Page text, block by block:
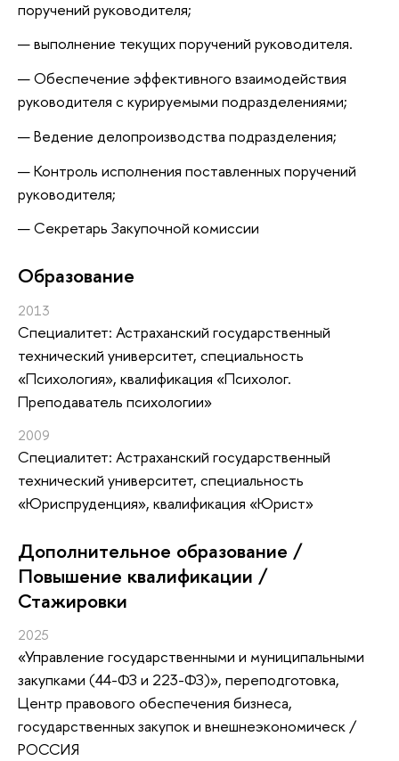
поручений руководителя;
выполнение текущих поручений руководителя.
Обеспечение эффективного взаимодействия
руководителя с курируемыми подразделениями;
Ведение делопроизводства подразделения;
Контроль исполнения поставленных поручений
руководителя;
Секретарь Закупочной комиссии
Oбразование
2013
Специалитет: Астраханский государственный
технический университет, специальность
«Психология», квалификация «Психолог.
Преподаватель психологии»
2009
Специалитет: Астраханский государственный
технический университет, специальность
«Юриспруденция», квалификация «Юрист»
Дополнительное образование /
Повышение квалификации /
Стажировки
2025
«Управление государственными и муниципальными
закупками (44-ФЗ и 223-ФЗ)», переподготовка,
Центр правового обеспечения бизнеса,
государственных закупок и внешнеэкономическ /
РОССИЯ